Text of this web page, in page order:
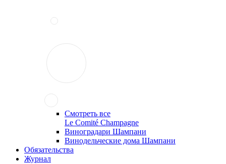
Смотреть все
Le Comité Champagne
Виноградари Шампани
Винодельческие дома Шампани
Обязательства
Журнал